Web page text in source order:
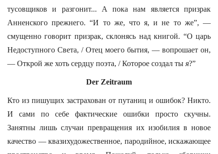
тусовщиков и разгонит... А пока нам является призрак
Анненского прежнего. “И то же, что я, и не то же”, —
смущенно говорит призрак, склонясь над книгой. “О царь
Недоступного Света, / Отец моего бытия, — вопрошает он,
— Открой же хоть сердцу поэта, / Которое создал ты я?”
Der Zeitraum
Кто из пишущих застрахован от путаниц и ошибок? Никто.
И сами по себе фактические ошибки просто скучны.
Занятны лишь случаи превращения их изобилия в новое
качество — квазихудожественное, пародийное, искажающее